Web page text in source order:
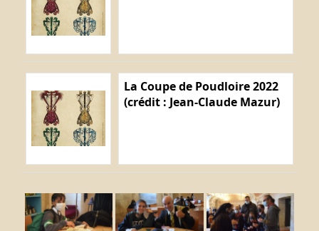
La Coupe de Poudloire 2022
(crédit : Jean-Claude Mazur)